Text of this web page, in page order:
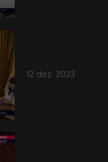
12 dez. 2023